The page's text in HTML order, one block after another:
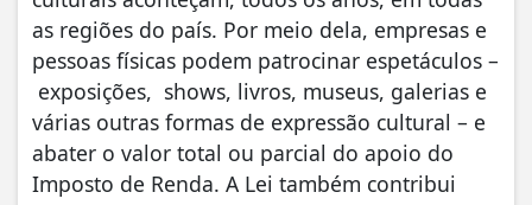
as regiões do país. Por meio dela, empresas e
pessoas físicas podem patrocinar espetáculos –
exposições, shows, livros, museus, galerias e
várias outras formas de expressão cultural – e
abater o valor total ou parcial do apoio do
Imposto de Renda. A Lei também contribui